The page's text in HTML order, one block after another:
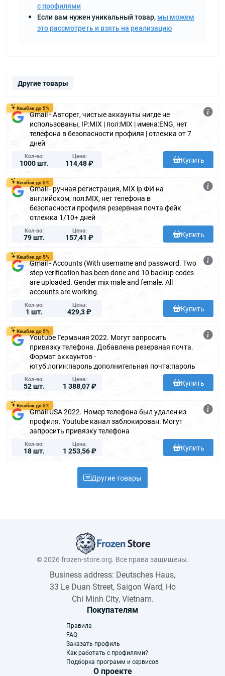
с профилями
Если вам нужен уникальный товар, мы можем
это рассмотреть и взять на реализацию
Другие товары
Кешбэк до 5%
Gmail - Авторег, чистые аккаунты нигде не
использованы, IP:MIX | пол:MIX | имена:ENG, нет
телефона в безопасности профиля | отлежка от 7
дней
Кол-во
1000 шт.
Цена
114,48 ₽ Купить
Кешбэк до 5%
Gmail - ручная регистрация, MIX ip ФИ на
английском, пол:MIX, нет телефона в
безопасности профиля резервная почта фейк
отлежка 1/10+ дней
Кол-во
79 шт.
Цена
157,41 ₽ Купить
Кешбэк до 5%
Gmail - Accounts (With username and password. Two
step verification has been done and 10 backup codes
are uploaded. Gender mix male and female. All
accounts are working.
Кол-во
1 шт.
Цена
429,3 ₽ Купить
Кешбэк до 5%
Youtube Германия 2022. Могут запросить
привязку телефона. Добавлена резервная почта.
Формат аккаунтов -
ютуб:логин:пароль:дополнительная почта:пароль
Кол-во
52 шт.
Цена
1 388,07 ₽ Купить
Кешбэк до 5%
Gmail USA 2022. Номер телефона был удален из
профиля. Youtube канал заблокирован. Могут
запросить привязку телефона
Кол-во
18 шт.
Цена
1 253,56 ₽ Купить
Другие товары
© 2026 frozen-store.org. Все права защищены.
Business address: Deutsches Haus,
33 Le Duan Street, Saigon Ward, Ho
Chi Minh City, Vietnam.
Покупателям
Правила
FAQ
Заказать профиль
Как работать с профилями?
Подборка программ и сервисов
О проекте